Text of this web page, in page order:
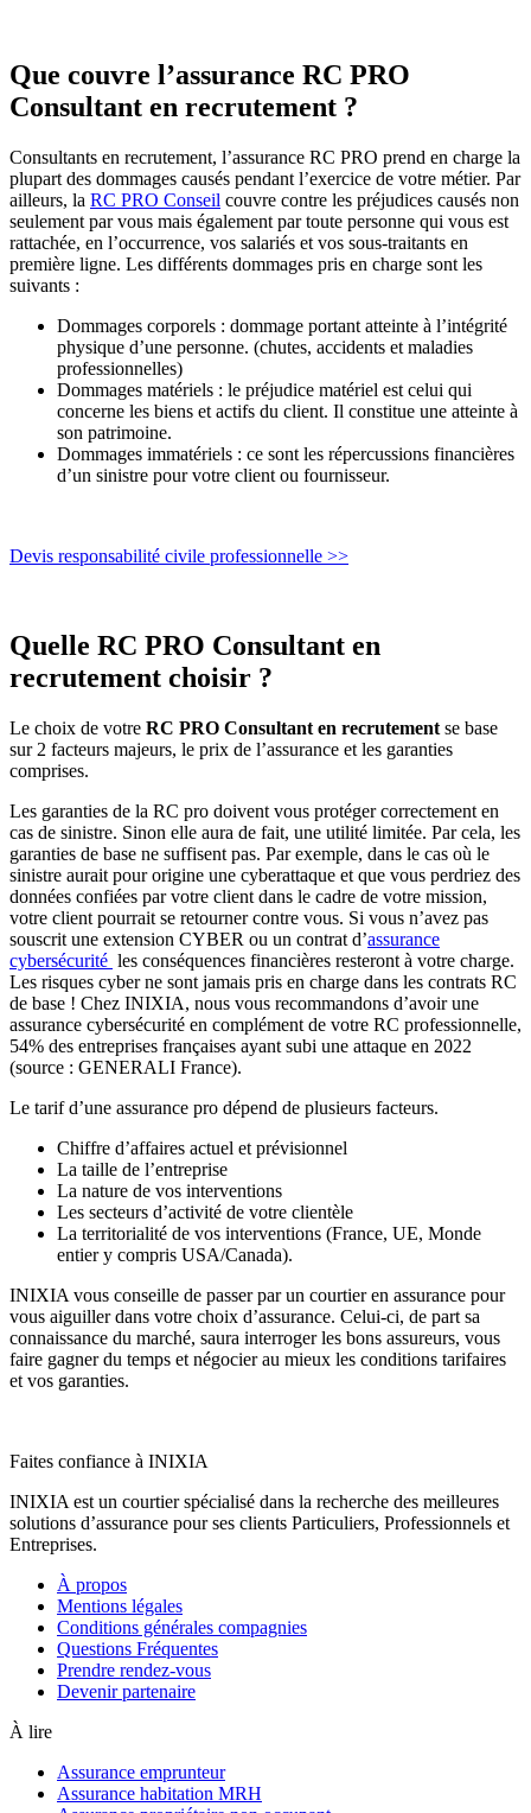
Que couvre l’assurance RC PRO
Consultant en recrutement ?
Consultants en recrutement, l’assurance RC PRO prend en charge la
plupart des dommages causés pendant l’exercice de votre métier. Par
ailleurs, la RC PRO Conseil couvre contre les préjudices causés non
seulement par vous mais également par toute personne qui vous est
rattachée, en l’occurrence, vos salariés et vos sous-traitants en
première ligne. Les différents dommages pris en charge sont les
suivants :
Dommages corporels : dommage portant atteinte à l’intégrité
physique d’une personne. (chutes, accidents et maladies
professionnelles)
Dommages matériels : le préjudice matériel est celui qui
concerne les biens et actifs du client. Il constitue une atteinte à
son patrimoine.
Dommages immatériels : ce sont les répercussions financières
d’un sinistre pour votre client ou fournisseur.
Devis responsabilité civile professionnelle >>
Quelle RC PRO Consultant en
recrutement choisir ?
Le choix de votre RC PRO Consultant en recrutement se base
sur 2 facteurs majeurs, le prix de l’assurance et les garanties
comprises.
Les garanties de la RC pro doivent vous protéger correctement en
cas de sinistre. Sinon elle aura de fait, une utilité limitée. Par cela, les
garanties de base ne suffisent pas. Par exemple, dans le cas où le
sinistre aurait pour origine une cyberattaque et que vous perdriez des
données confiées par votre client dans le cadre de votre mission,
votre client pourrait se retourner contre vous. Si vous n’avez pas
souscrit une extension CYBER ou un contrat d’assurance
cybersécurité les conséquences financières resteront à votre charge.
Les risques cyber ne sont jamais pris en charge dans les contrats RC
de base ! Chez INIXIA, nous vous recommandons d’avoir une
assurance cybersécurité en complément de votre RC professionnelle,
54% des entreprises françaises ayant subi une attaque en 2022
(source : GENERALI France).
Le tarif d’une assurance pro dépend de plusieurs facteurs.
Chiffre d’affaires actuel et prévisionnel
La taille de l’entreprise
La nature de vos interventions
Les secteurs d’activité de votre clientèle
La territorialité de vos interventions (France, UE, Monde
entier y compris USA/Canada).
INIXIA vous conseille de passer par un courtier en assurance pour
vous aiguiller dans votre choix d’assurance. Celui-ci, de part sa
connaissance du marché, saura interroger les bons assureurs, vous
faire gagner du temps et négocier au mieux les conditions tarifaires
et vos garanties.
Faites confiance à INIXIA
INIXIA est un courtier spécialisé dans la recherche des meilleures
solutions d’assurance pour ses clients Particuliers, Professionnels et
Entreprises.
À propos
Mentions légales
Conditions générales compagnies
Questions Fréquentes
Prendre rendez-vous
Devenir partenaire
À lire
Assurance emprunteur
Assurance habitation MRH